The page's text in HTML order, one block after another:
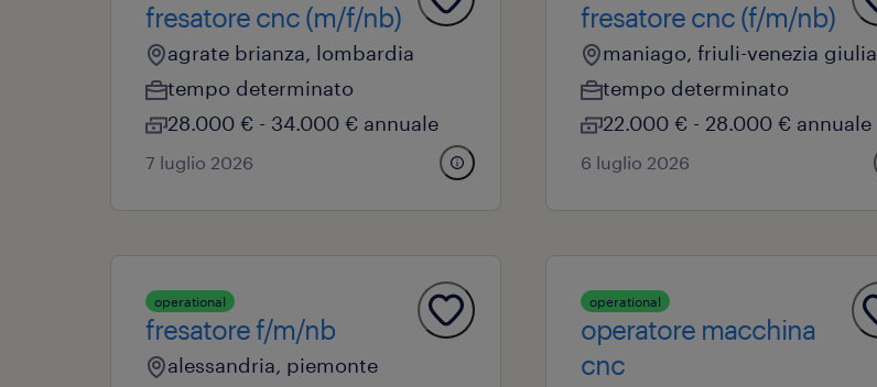
fresatore cnc (m/f/nb)
agrate brianza, lombardia
tempo determinato
28.000 € - 34.000 € annuale
7 luglio 2026
fresatore cnc (f/m/nb)
maniago, friuli-venezia giulia
tempo determinato
22.000 € - 28.000 € annuale
6 luglio 2026
operational
fresatore f/m/nb
alessandria, piemonte
operational
operatore macchina
cnc